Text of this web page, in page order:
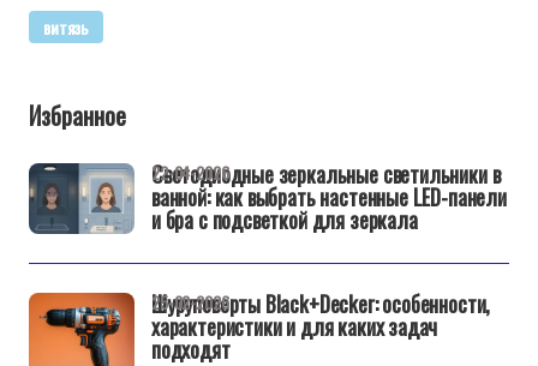
витязь
Избранное
Светодиодные зеркальные светильники в
ванной: как выбрать настенные LED-панели
и бра с подсветкой для зеркала
22-04-2026
Шуруповерты Black+Decker: особенности,
характеристики и для каких задач
подходят
25-02-2026